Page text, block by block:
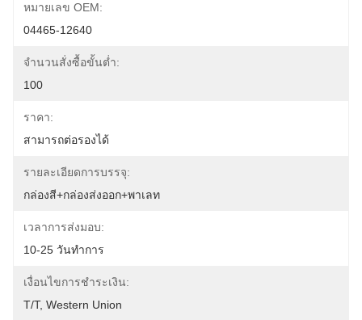
หมายเลข OEM:
04465-12640
จำนวนสั่งซื้อขั้นต่ำ:
100
ราคา:
สามารถต่อรองได้
รายละเอียดการบรรจุ:
กล่องสี+กล่องส่งออก+พาเลท
เวลาการส่งมอบ:
10-25 วันทำการ
เงื่อนไขการชำระเงิน:
T/T, Western Union